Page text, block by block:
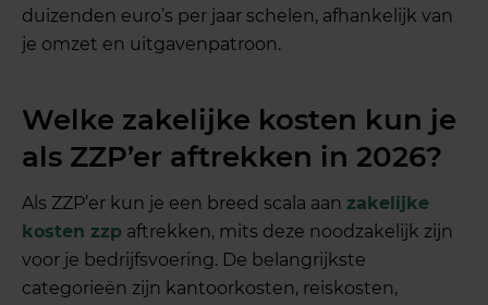
duizenden euro’s per jaar schelen, afhankelijk van
je omzet en uitgavenpatroon.
Welke zakelijke kosten kun je
als ZZP’er aftrekken in 2026?
Als ZZP’er kun je een breed scala aanzakelijke
kosten zzp aftrekken, mits deze noodzakelijk zijn
voor je bedrijfsvoering. De belangrijkste
categorieën zijn kantoorkosten, reiskosten,